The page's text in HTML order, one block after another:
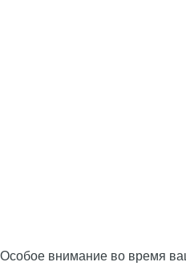
Особое внимание во время